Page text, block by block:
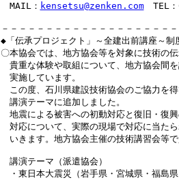
MAIL： kensetsu@zenken.com TEL：
－－－－－－－－－－－－－－－－－－－
◆「伝承プロジェクト」～全建出前講座～制
〇本協会では、地方協会等を対象に技術の
貴重な体験や取組について、地方協会間
実施しています。
この度、石川県建設技術協会のご協力を
講演テーマに追加しました。
地震による被害への初動対応と復旧・復
対応について、実際の現場で対応に当た
いきます。地方協会主催の技術講習会等
講演テーマ（派遣協会）
・東日本大震災（岩手県・宮城県・福島